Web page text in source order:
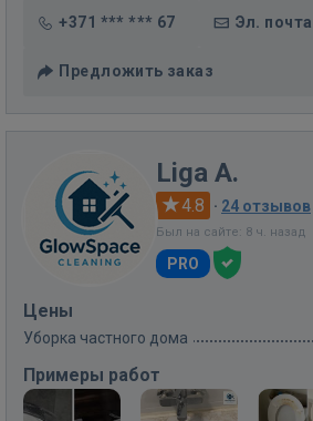
+371 *** *** 67 Эл. почта
Предложить заказ
Liga A.
4.8 · 24 отзывов
Был на сайте: 8 ч. назад
PRO
Цены
Уборка частного дома
Примеры работ